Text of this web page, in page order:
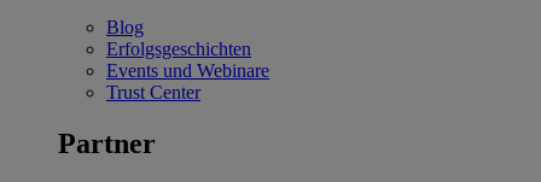
Blog
Erfolgsgeschichten
Events und Webinare
Trust Center
Partner